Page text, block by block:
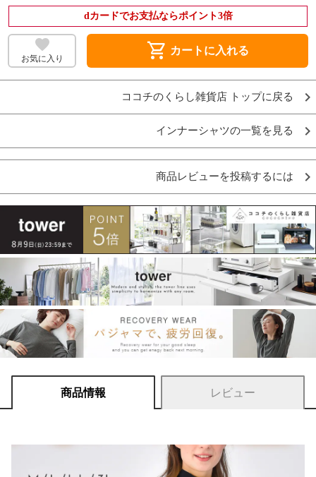
dカードでお支払ならポイント3倍
お気に入り shopping_cart カートに入れる
ココチのくらし雑貨店 トップに戻る
インナーシャツの一覧を見る
商品レビューを投稿するには
商品情報 レビュー